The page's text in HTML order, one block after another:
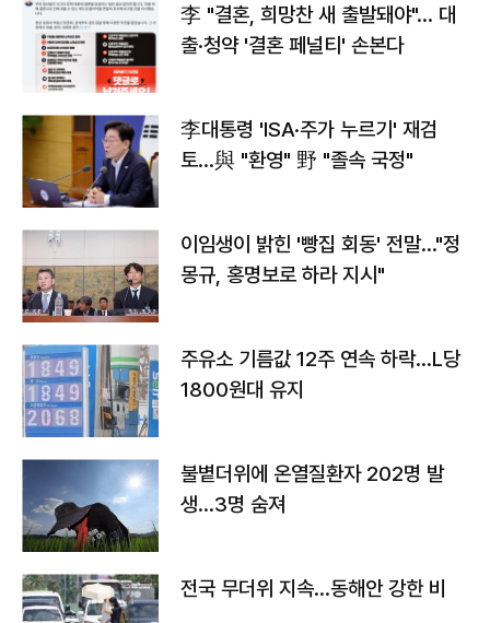
李 "결혼, 희망찬 새 출발돼야"… 대
출·청약 '결혼 페널티' 손본다
李대통령 'ISA·주가 누르기' 재검
토…與 "환영" 野 "졸속 국정"
이임생이 밝힌 '빵집 회동' 전말…"정
몽규, 홍명보로 하라 지시"
주유소 기름값 12주 연속 하락…L당
1800원대 유지
불볕더위에 온열질환자 202명 발
생…3명 숨져
전국 무더위 지속…동해안 강한 비